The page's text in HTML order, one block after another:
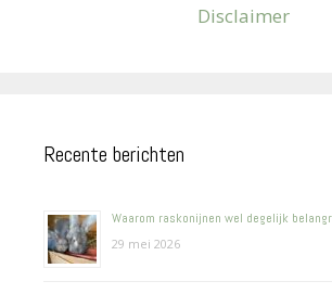
Disclaimer
Recente berichten
Waarom raskonijnen wel degelijk
29 mei 2026